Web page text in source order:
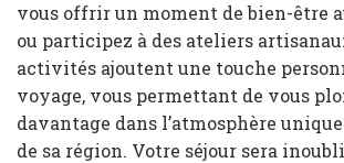
vous offrir un moment de bien-être
ou participez à des ateliers
activités ajoutent une touche
voyage, vous permettant de vous
davantage dans l’atmosphère
de sa région. Votre séjour sera